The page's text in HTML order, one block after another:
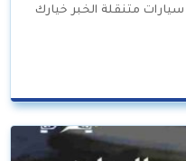
متنقلة الخبر خيارك